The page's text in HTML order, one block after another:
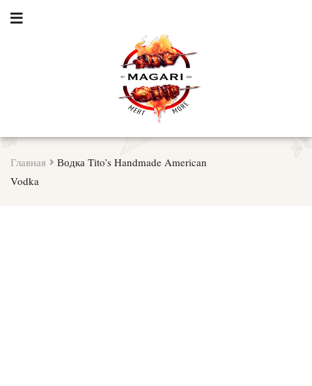
Главная
Водка Tito’s Handmade American
Vodka